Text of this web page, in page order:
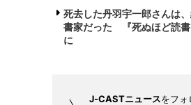
死去した丹羽宇一郎さんは
書家だった 『死ぬほど読
に
J-CASTニュースをフォ